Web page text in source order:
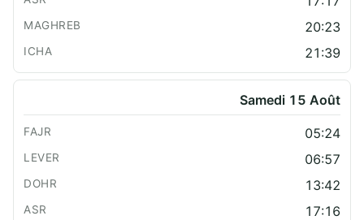
20:23
21:39
Samedi 15 Août
05:24
06:57
13:42
17:16